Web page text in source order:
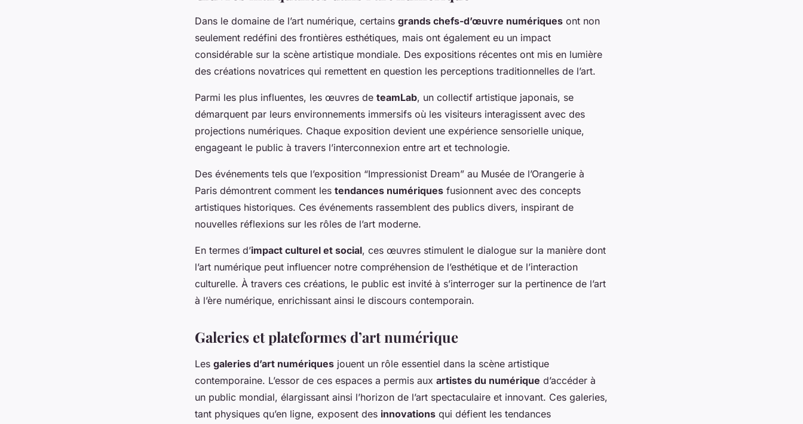
Dans le domaine de l’art numérique, certains grands chefs-d’œuvre numériques ont non
seulement redéfini des frontières esthétiques, mais ont également eu un impact
considérable sur la scène artistique mondiale. Des expositions récentes ont mis en lumière
des créations novatrices qui remettent en question les perceptions traditionnelles de l’art.
Parmi les plus influentes, les œuvres de teamLab, un collectif artistique japonais, se
démarquent par leurs environnements immersifs où les visiteurs interagissent avec des
projections numériques. Chaque exposition devient une expérience sensorielle unique,
engageant le public à travers l’interconnexion entre art et technologie.
Des événements tels que l’exposition “Impressionist Dream” au Musée de l’Orangerie à
Paris démontrent comment les tendances numériques fusionnent avec des concepts
artistiques historiques. Ces événements rassemblent des publics divers, inspirant de
nouvelles réflexions sur les rôles de l’art moderne.
En termes d’impact culturel et social, ces œuvres stimulent le dialogue sur la manière dont
l’art numérique peut influencer notre compréhension de l’esthétique et de l’interaction
culturelle. À travers ces créations, le public est invité à s’interroger sur la pertinence de l’art
à l’ère numérique, enrichissant ainsi le discours contemporain.
Galeries et plateformes d’art numérique
Les galeries d’art numériques jouent un rôle essentiel dans la scène artistique
contemporaine. L’essor de ces espaces a permis aux artistes du numérique d’accéder à
un public mondial, élargissant ainsi l’horizon de l’art spectaculaire et innovant. Ces galeries,
tant physiques qu’en ligne, exposent des innovations qui défient les tendances